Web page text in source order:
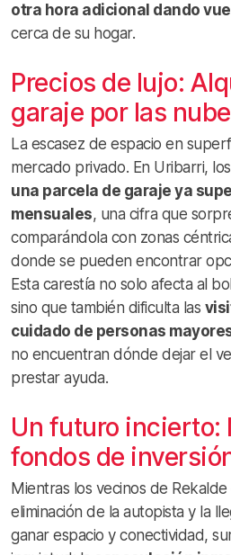
otra hora adicional dando
cerca de su hogar.
Precios de lujo:
garaje por las
La escasez de espacio en
mercado privado. En Uribarri,
una parcela de garaje ya
mensuales, una cifra que
comparándola con zonas
donde se pueden encontrar
Esta carestía no solo afecta al
sino que también dificulta las
cuidado de personas
no encuentran dónde dejar el
prestar ayuda.
Un futuro incierto:
fondos de
Mientras los vecinos de
eliminación de la autopista y la
ganar espacio y conectividad,